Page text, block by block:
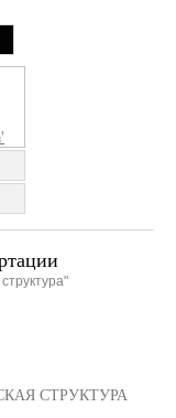
СТРУКТУРА